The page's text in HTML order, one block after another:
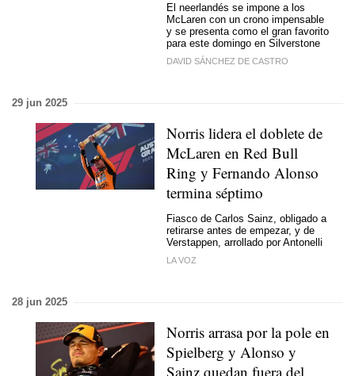
El neerlandés se impone a los
McLaren con un crono impensable
y se presenta como el gran favorito
para este domingo en Silverstone
DAVID SÁNCHEZ DE CASTRO
29 jun 2025
Norris lidera el doblete de
McLaren en Red Bull
Ring y Fernando Alonso
termina séptimo
Fiasco de Carlos Sainz, obligado a
retirarse antes de empezar, y de
Verstappen, arrollado por Antonelli
LA VOZ
28 jun 2025
Norris arrasa por la pole en
Spielberg y Alonso y
Sainz quedan fuera del